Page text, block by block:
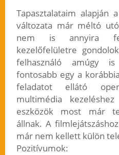
Tapasztalataim alapján
változata már méltó
nem is annyira
kezelőfelületre
felhasználó amúgy is
fontosabb egy a
feladatot ellátó
multimédia
eszközök most már
állnak. A
már nem kellett külön
Pozitívumok: